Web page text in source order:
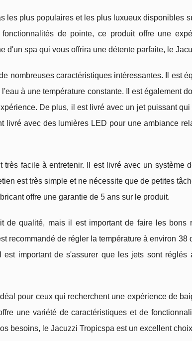
les plus populaires et les plus luxueux disponibles
de pointe, ce produit offre une
d'un spa qui vous offrira une détente parfaite, le
nombreuses caractéristiques intéressantes. Il est
à une température constante. Il est également
De plus, il est livré avec un jet puissant
livré avec des lumières LED pour une ambiance
très facile à entretenir. Il est livré avec un système
est très simple et ne nécessite que de petites
offre une garantie de 5 ans sur le produit.
de qualité, mais il est important de faire les bons
recommandé de régler la température à environ
important de s'assurer que les jets sont réglés
pour ceux qui recherchent une expérience de
une variété de caractéristiques et de
besoins, le Jacuzzi Tropicspa est un excellent